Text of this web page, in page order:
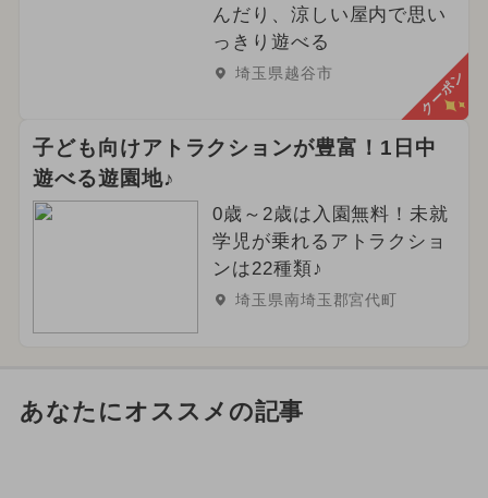
んだり、涼しい屋内で思い
っきり遊べる
埼玉県越谷市 クーポン
子ども向けアトラクションが豊富！1日中
遊べる遊園地♪
0歳～2歳は入園無料！未就
学児が乗れるアトラクショ
ンは22種類♪
埼玉県南埼玉郡宮代町
あなたにオススメの記事